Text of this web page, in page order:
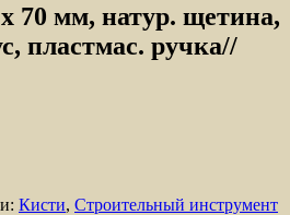
70 мм, натур. щетина,
пластмас. ручка//
Кисти, Строительный инструмент